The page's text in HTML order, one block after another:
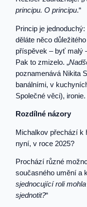
principu. O principu.“
Princip je
děláte něco
příspěvek – byť malý
Pak to zmizelo. „
poznamenává Nikita
banálními, v
Společné věci),
Rozdílné názory
Michalkov přechází k
nyní, v roce 2025?
Prochází různé
současného umění a
sjednocující roli
sjednotit?“